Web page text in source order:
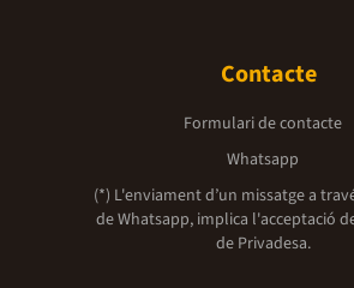
Contacte
Formulari de contacte
Whatsapp
(*) L'enviament d’un missatge a
de Whatsapp, implica l'acceptació
de Privadesa.